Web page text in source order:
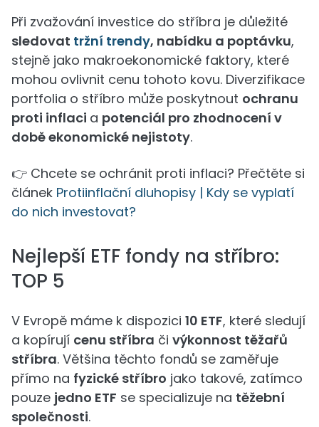
Při zvažování investice do stříbra je důležité
sledovat tržní trendy, nabídku a poptávku,
stejně jako makroekonomické faktory, které
mohou ovlivnit cenu tohoto kovu. Diverzifikace
portfolia o stříbro může poskytnout ochranu
proti inflaci a potenciál pro zhodnocení v
době ekonomické nejistoty.
👉 Chcete se ochránit proti inflaci? Přečtěte si
článek Protiinflační dluhopisy | Kdy se vyplatí
do nich investovat?
Nejlepší ETF fondy na stříbro:
TOP 5
V Evropě máme k dispozici 10 ETF, které sledují
a kopírují cenu stříbra či výkonnost těžařů
stříbra. Většina těchto fondů se zaměřuje
přímo na fyzické stříbro jako takové, zatímco
pouze jedno ETF se specializuje na těžební
společnosti.